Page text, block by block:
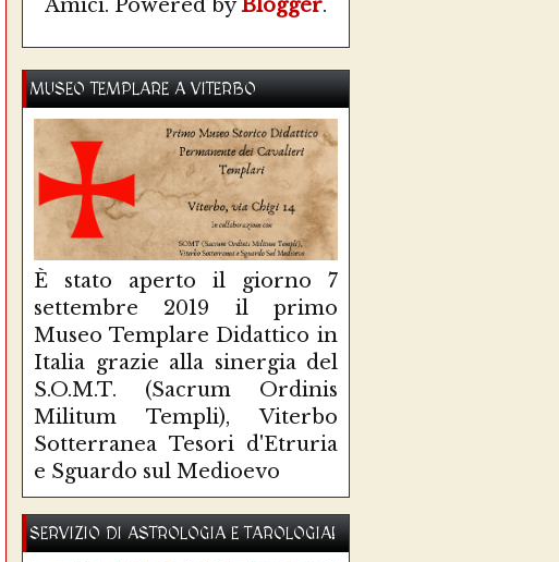
Amici. Powered byBlogger.
MUSEO TEMPLARE A VITERBO
È stato aperto il giorno 7
settembre 2019 il primo
Museo Templare Didattico in
Italia grazie alla sinergia del
S.O.M.T. (Sacrum Ordinis
Militum Templi), Viterbo
Sotterranea Tesori d'Etruria
e Sguardo sul Medioevo
SERVIZIO DI ASTROLOGIA E TAROLOGIA!